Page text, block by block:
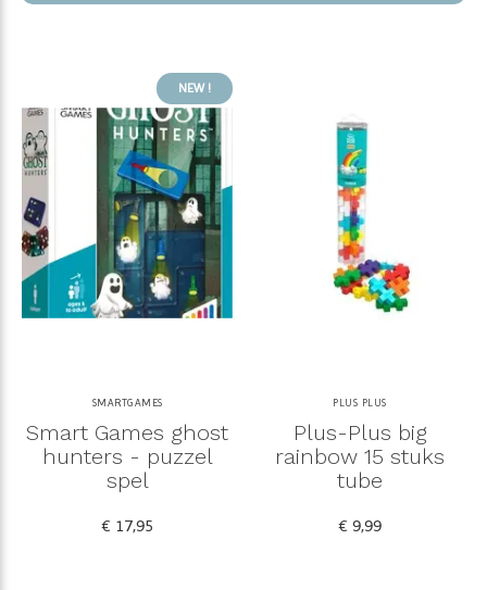
NEW !
SMARTGAMES
Smart Games ghost
hunters - puzzel
spel
€ 17,95
PLUS PLUS
Plus-Plus big
rainbow 15 stuks
tube
€ 9,99